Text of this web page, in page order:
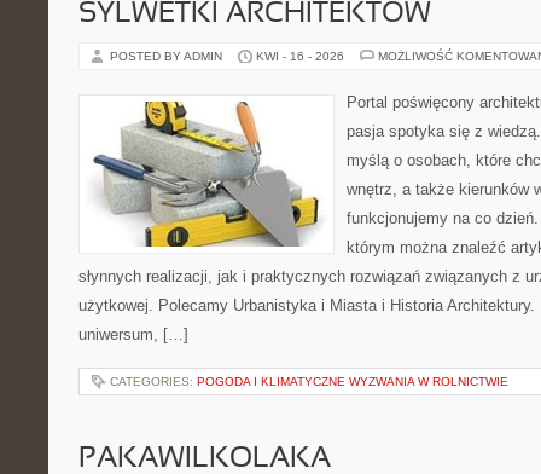
SYLWETKI ARCHITEKTÓW
POSTED BY ADMIN KWI - 16 - 2026 MOŻLIWOŚĆ
Portal poświęcony
pasja spotyka się z
myślą o osobach, które
wnętrz, a także kierunków
funkcjonujemy na co
którym można znaleźć
słynnych realizacji, jak i praktycznych rozwiązań związanych z
użytkowej. Polecamy Urbanistyka i Miasta i Historia
uniwersum, […]
CATEGORIES: POGODA I KLIMATYCZNE WYZWANIA W ROLNICTWIE
PAKAWILKOLAKA